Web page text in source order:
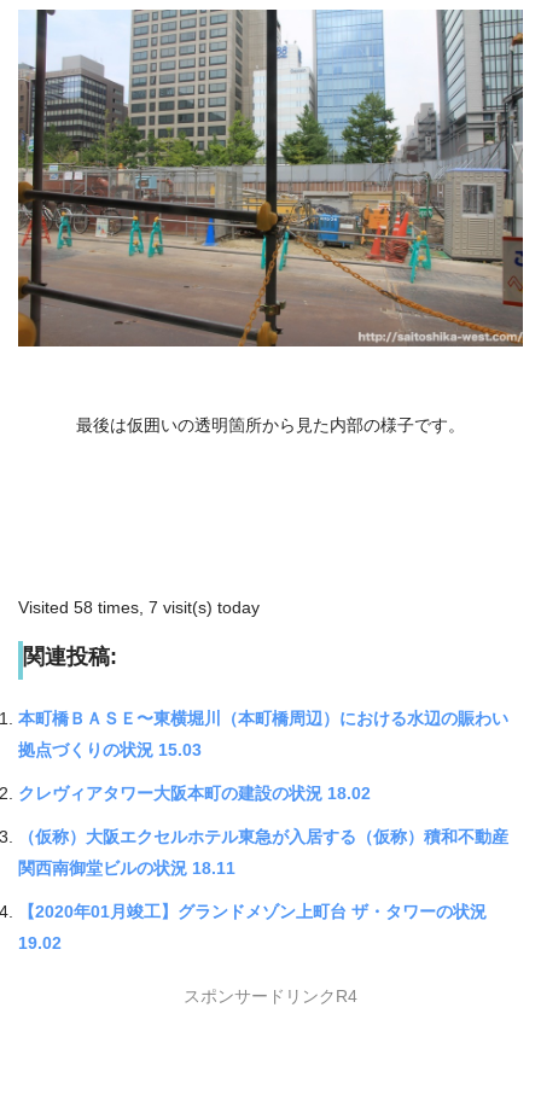
最後は仮囲いの透明箇所から見た内部の様子です。
Visited 58 times, 7 visit(s) today
関連投稿:
本町橋ＢＡＳＥ〜東横堀川（本町橋周辺）における水辺の賑わい
拠点づくりの状況 15.03
クレヴィアタワー大阪本町の建設の状況 18.02
（仮称）大阪エクセルホテル東急が入居する（仮称）積和不動産
関西南御堂ビルの状況 18.11
【2020年01月竣工】グランドメゾン上町台 ザ・タワーの状況
19.02
スポンサードリンクR4